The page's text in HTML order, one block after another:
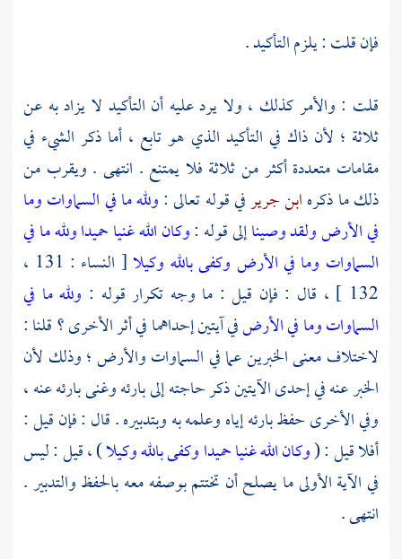
فإن قلت : يلزم التأكيد .
قلت : والأمر كذلك ، ولا يرد عليه أن التأكيد لا يزاد به عن
ثلاثة ؛ لأن ذاك في التأكيد الذي هو تابع ، أما ذكر الشيء في
مقامات متعددة أكثر من ثلاثة فلا يمتنع . انتهى . ويقرب من
ذلك ما ذكرهابن جريرفي قوله تعالى :ولله ما في السماوات وما
في الأرض ولقد وصيناإلى قوله :وكان الله غنيا حميداولله ما في
السماوات وما في الأرض وكفى بالله وكيلا
[ النساء : 131 ،
132 ] ، قال : فإن قيل : ما وجه تكرار قوله :
ولله ما في
السماوات وما في الأرضفي آيتين إحداهما في أثر الأخرى ؟ قلنا :
لاختلاف معنى الخبرين عما في السماوات والأرض ؛ وذلك لأن
الخبر عنه في إحدى الآيتين ذكر حاجته إلى بارئه وغنى بارئه عنه ،
وفي الأخرى حفظ بارئه إياه وعلمه به وبتدبيره . قال : فإن قيل :
أفلا قيل : (وكان الله غنيا حميداوكفى بالله وكيلا) ، قيل : ليس
في الآية الأولى ما يصلح أن تختتم بوصفه معه بالحفظ والتدبير .
انتهى .